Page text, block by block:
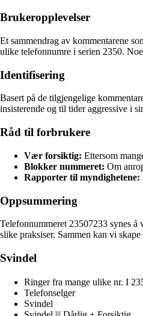
Brukeropplevelser
Et sammendrag av kommentarene
ulike telefonnumre i serien 2350.
Identifisering
Basert på de tilgjengelige
insisterende og til tider aggressive i
Råd til forbrukere
Vær forsiktig: Ettersom
Blokker nummeret: Om
Rapporter til myndighetene:
Oppsummering
Telefonnummeret 23507233 synes
slike praksiser. Sammen kan vi
Svindel
Ringer fra mange ulike nr. I
Telefonselger
Svindel